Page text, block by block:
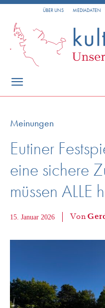
ÜBER UNS MEDIADATEN
Meinungen
Eutiner
eine sichere
müssen ALLE
15. Januar 2026 Von